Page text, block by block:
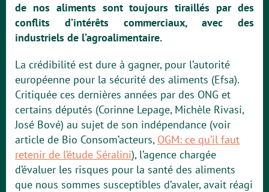
de nos aliments sont toujours tiraillés par des
conflits d’intérêts commerciaux, avec des
industriels de l’agroalimentaire.
La crédibilité est dure à gagner, pour l’autorité
européenne pour la sécurité des aliments (Efsa).
Critiquée ces dernières années par des ONG et
certains députés (Corinne Lepage, Michèle Rivasi,
José Bové) au sujet de son indépendance (voir
article de Bio Consom’acteurs, OGM: ce qu’il faut
retenir de l’étude Séralini), l’agence chargée
d’évaluer les risques pour la santé des aliments
que nous sommes susceptibles d’avaler, avait réagi